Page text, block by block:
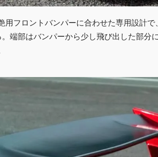
用フロントバンパーに合わせた専用設計
端部はバンパーから少し飛び出した部分